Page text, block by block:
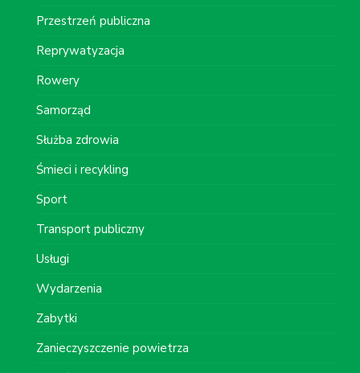
Przestrzeń publiczna
Reprywatyzacja
Rowery
Samorząd
Służba zdrowia
Śmieci i recykling
Sport
Transport publiczny
Usługi
Wydarzenia
Zabytki
Zanieczyszczenie powietrza